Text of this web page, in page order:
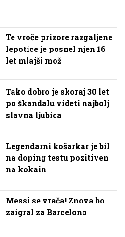
Te vroče prizore razgaljene
lepotice je posnel njen 16
let mlajši mož
Tako dobro je skoraj 30 let
po škandalu videti najbolj
slavna ljubica
Legendarni košarkar je bil
na doping testu pozitiven
na kokain
Messi se vrača! Znova bo
zaigral za Barcelono